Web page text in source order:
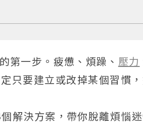
第一步。疲憊、煩躁、 壓力
只要建立或改掉某個習慣
解決方案，帶你脫離煩惱